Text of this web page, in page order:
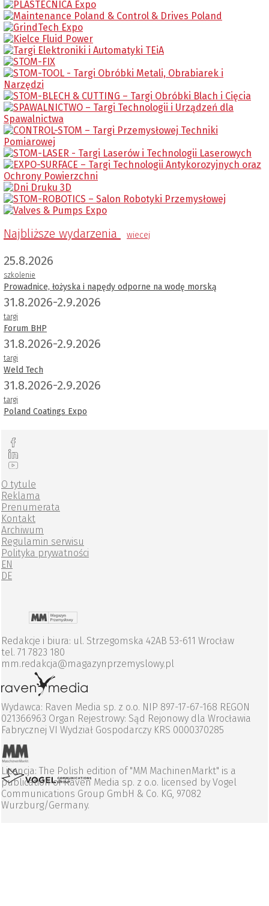
Najbliższe wydarzenia wiecej
25.8.2026
szkolenie
Prowadnice, łożyska i napędy odporne na wodę morską
31.8.2026-2.9.2026
targi
Forum BHP
31.8.2026-2.9.2026
targi
Weld Tech
31.8.2026-2.9.2026
targi
Poland Coatings Expo
O tytule
Reklama
Prenumerata
Kontakt
Archiwum
Regulamin serwisu
Polityka prywatności
EN
DE
Redakcje i biura: ul. Strzegomska 42AB 53-611 Wrocław
tel. 71 7823 180
mm.redakcja@magazynprzemyslowy.pl
Wydawca: Raven Media sp. z o.o. NIP 897-17-67-168 REGON
021366963 Organ Rejestrowy: Sąd Rejonowy dla Wrocławia
Fabrycznej VI Wydział Gospodarczy KRS 0000370285
Licencja: The Polish edition of "MM MachinenMarkt" is a
publication of Raven Media sp. z o.o. licensed by Vogel
Communications Group GmbH & Co. KG, 97082
Wurzburg/Germany.